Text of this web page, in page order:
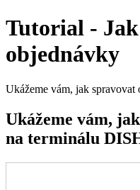
Tutorial -
objednávky
Ukážeme vám, jak
Ukážeme vám,
na terminálu